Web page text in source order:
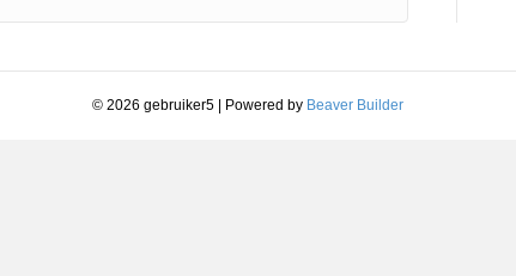
© 2026 gebruiker5 Powered by Beaver Builder